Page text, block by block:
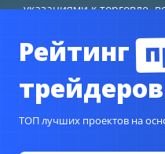
указаниями к торговле,
Рейтинг
трейдеров
ТОП лучших проектов на